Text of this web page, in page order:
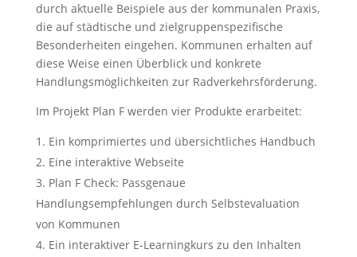
durch aktuelle Beispiele aus der kommunalen Praxis,
die auf städtische und zielgruppenspezifische
Besonderheiten eingehen. Kommunen erhalten auf
diese Weise einen Überblick und konkrete
Handlungsmöglichkeiten zur Radverkehrsförderung.
Im Projekt Plan F werden vier Produkte erarbeitet:
Ein komprimiertes und übersichtliches Handbuch
Eine interaktive Webseite
Plan F Check: Passgenaue
Handlungsempfehlungen durch Selbstevaluation
von Kommunen
Ein interaktiver E-Learningkurs zu den Inhalten